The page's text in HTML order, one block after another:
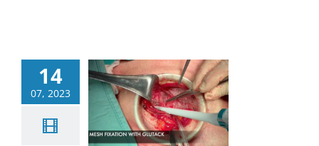
14
07, 2023
didattico
una
ernia